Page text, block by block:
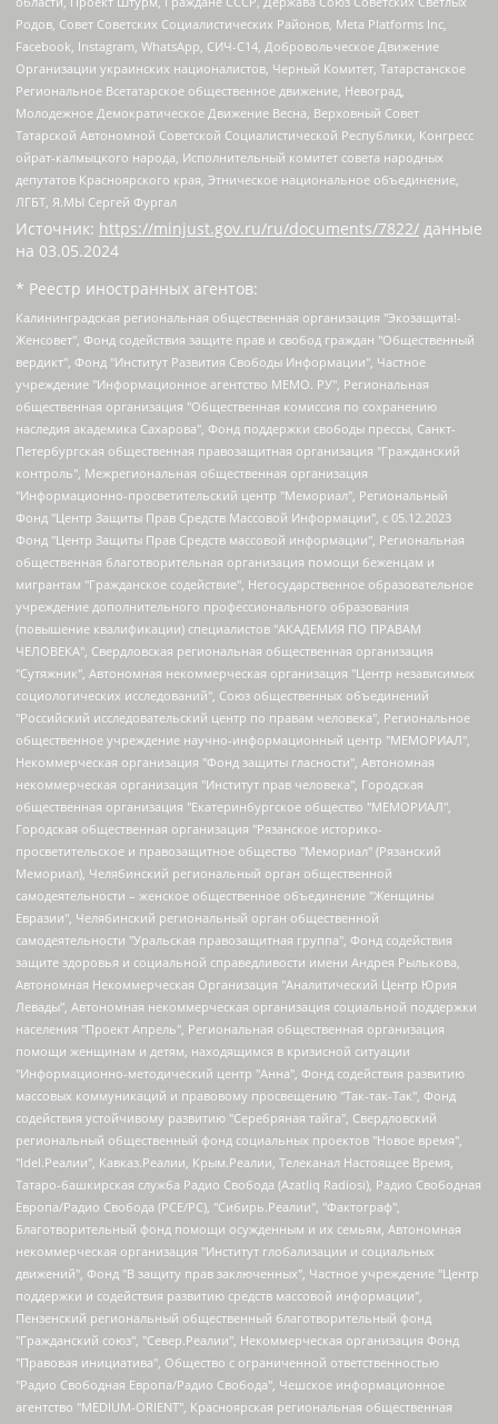
Родов, Совет Советских Социалистических Районов, Meta Platforms Inc,
Facebook, Instagram, WhatsApp, СИЧ-С14, Добровольческое Движение
Организации украинских националистов, Черный Комитет, Татарстанское
Региональное Всетатарское общественное движение, Невоград,
Молодежное Демократическое Движение Весна, Верховный Совет
Татарской Автономной Советской Социалистической Республики, Конгресс
ойрат-калмыцкого народа, Исполнительный комитет совета народных
депутатов Красноярского края, Этническое национальное объединение,
ЛГБТ, Я.МЫ Сергей Фургал
Источник: https://minjust.gov.ru/ru/documents/7822/ данные
на 03.05.2024
* Реестр иностранных агентов:
Калининградская региональная общественная организация "Экозащита!-Женсовет", Фонд содействия защите прав и свобод граждан "Общественный вердикт", Фонд "Институт Развития Свободы Информации", Частное учреждение "Информационное агентство МЕМО. РУ", Региональная общественная организация "Общественная комиссия по сохранению наследия академика Сахарова", Фонд поддержки свободы прессы, Санкт-Петербургская общественная правозащитная организация "Гражданский контроль", Межрегиональная общественная организация "Информационно-просветительский центр "Мемориал", Региональный Фонд "Центр Защиты Прав Средств Массовой Информации", с 05.12.2023 Фонд "Центр Защиты Прав Средств массовой информации", Региональная общественная благотворительная организация помощи беженцам и мигрантам "Гражданское содействие", Негосударственное образовательное учреждение дополнительного профессионального образования (повышение квалификации) специалистов "АКАДЕМИЯ ПО ПРАВАМ ЧЕЛОВЕКА", Свердловская региональная общественная организация "Сутяжник", Автономная некоммерческая организация "Центр независимых социологических исследований", Союз общественных объединений "Российский исследовательский центр по правам человека", Региональное общественное учреждение научно-информационный центр "МЕМОРИАЛ", Некоммерческая организация "Фонд защиты гласности", Автономная некоммерческая организация "Институт прав человека", Городская общественная организация "Екатеринбургское общество "МЕМОРИАЛ", Городская общественная организация "Рязанское историко-просветительское и правозащитное общество "Мемориал" (Рязанский Мемориал), Челябинский региональный орган общественной самодеятельности – женское общественное объединение "Женщины Евразии", Челябинский региональный орган общественной самодеятельности "Уральская правозащитная группа", Фонд содействия защите здоровья и социальной справедливости имени Андрея Рылькова, Автономная Некоммерческая Организация "Аналитический Центр Юрия Левады", Автономная некоммерческая организация социальной поддержки населения "Проект Апрель", Региональная общественная организация помощи женщинам и детям, находящимся в кризисной ситуации "Информационно-методический центр "Анна", Фонд содействия развитию массовых коммуникаций и правовому просвещению "Так-так-Так", Фонд содействия устойчивому развитию "Серебряная тайга", Свердловский региональный общественный фонд социальных проектов "Новое время", "Idel.Реалии", Кавказ.Реалии, Крым.Реалии, Телеканал Настоящее Время, Татаро-башкирская служба Радио Свобода (Azatliq Radiosi), Радио Свободная Европа/Радио Свобода (PCE/PC), "Сибирь.Реалии", "Фактограф", Благотворительный фонд помощи осужденным и их семьям, Автономная некоммерческая организация "Институт глобализации и социальных движений", Фонд "В защиту прав заключенных", Частное учреждение "Центр поддержки и содействия развитию средств массовой информации", Пензенский региональный общественный благотворительный фонд "Гражданский союз", "Север.Реалии", Некоммерческая организация Фонд "Правовая инициатива", Общество с ограниченной ответственностью "Радио Свободная Европа/Радио Свобода", Чешское информационное агентство "MEDIUM-ORIENT", Красноярская региональная общественная организация "Мы против СПИДа", Камалягин Денис Николаевич, Маркелов Сергей Евгеньевич, Пономарев Лев Александрович, Савицкая Людмила Алексеевна, Автономная некоммерческая организация "Центр по работе с проблемой насилия "НАСИЛИЮ.НЕТ", Межрегиональный профессиональный союз работников здравоохранения "Альянс врачей", Юридическое лицо, зарегистрированное в Латвийской Республике, SIA "Medusa Project" (регистрационный номер 40103797863, дата регистрации 10.06.2014), Некоммерческая организация "Фонд по борьбе с коррупцией", Автономная некоммерческая организация "Институт права и публичной политики", Баданин Роман Сергеевич, Гликин Максим Александрович, Железнова Мария Михайловна, Лукьянова Юлия Сергеевна, Маетная Елизавета Витальевна, Маняхин Петр Борисович, Чуракова Ольга Владимировна, Ярош Юлия Петровна, Юридическое лицо "The Insider SIA", зарегистрированное в Риге, Латвийская Республика (дата регистрации 26.06.2015), являющееся администратором доменного имени интернет-издания "The Insider SIA", https://theins.ru, Постернак Алексей Евгеньевич, Рубин Михаил Аркадьевич, Анин Роман Александрович, Юридическое лицо Istories fonds, зарегистрированное в Латвийской Республике (регистрационный номер 50008295751, дата регистрации 24.02.2020), Великовский Дмитрий Александрович, Долинина Ирина Николаевна, Мароховская Алеся Алексеевна, Шлейнов Роман Юрьевич, Шмагун Олеся Валентиновна, Общество с ограниченной ответственностью "Альтаир 2021", Общество с ограниченной ответственностью "Вега 2021", Общество с ограниченной ответственностью "Главный редактор 2021", Общество с ограниченной ответственностью "Ромашки монолит", Важенков Артем Валерьевич, Ивановская областная общественная организация "Центр гендерных исследований", Гурман Юрий Альбертович, Медиапроект "ОВД-Инфо", Егоров Владимир Владимирович, Жилинский Владимир Александрович, Общество с ограниченной ответственностью "ЗП", Иванова София Юрьевна, Карезина Инна Павловна, Кильтау Екатерина Викторовна, Петров Алексей Викторович, Пискунов Сергей Евгеньевич, Смирнов Сергей Сергеевич, Тихонов Михаил Сергеевич, Общество с ограниченной ответственностью "ЖУРНАЛИСТ-ИНОСТРАННЫЙ АГЕНТ", Арапова Галина Юрьевна, Вольтская Татьяна Анатольевна, Американская компания "Mason G.E.S. Anonymous Foundation" (США), являющаяся владельцем интернет-издания https://mnews.world/, Компания "Stichting Bellingcat", зарегистрированная в Нидерландах (дата регистрации 11.07.2018), Захаров Андрей Вячеславович, Клепиковская Екатерина Дмитриевна, Общество с ограниченной ответственностью "МЕМО", Перл Роман Александрович, Симонов Евгений Алексеевич, Соловьева Елена Анатольевна, Сотников Даниил Владимирович, Сурначева Елизавета Дмитриевна, Автономная некоммерческая организация по защите прав человека и информированию населения "Якутия – Наше Мнение", Общество с ограниченной ответственностью "Москоу диджитал медиа", с 26.01.2023 Общество с ограниченной ответственностью "Чайка Белые сады", Ветошкина Валерия Валерьевна, Заговора Максим Александрович, Межрегиональное общественное движение "Российская ЛГБТ - сеть", Оленичев Максим Владимирович, Павлов Иван Юрьевич, Скворцова Елена Сергеевна, Общество с ограниченной ответственностью "Как бы инагент", Кочетков Игорь Викторович, Общество с ограниченной ответственностью "Честные выборы", Еланчик Олег Александрович, Общество с ограниченной ответственностью "Нобелевский призыв", Гималова Регина Эмилевна, Григорьев Андрей Валерьевич, Григорьева Алина Александровна, Ассоциация по содействию защите прав призывников, альтернативнослужащих и военнослужащих "Правозащитная группа "Гражданин.Армия.Право", Хисамова Регина Фаритовна, Автономная некоммерческая организация по реализации социально-правовых программ "Лилит", Дальневосточное общественное движение "Маяк", Санкт-Петербургская ЛГБТ-инициативная группа "Выход", Инициативная группа ЛГБТ+ "Реверс", Алексеев Андрей Викторович, Бекбулатова Таисия Львовна, Беляев Иван Михайлович, Владыкина Елена Сергеевна, Гельман Марат Александрович, Никульшина Вероника Юрьевна, Толоконникова Надежда Андреевна, Шендерович Виктор Анатольевич, Общество с ограниченной ответственностью "Данное сообщение", Общество с ограниченной ответственностью Издательский дом "Новая глава", Айнбиндер Александра Александровна, Московский комьюнити-центр для ЛГБТ+инициатив, Благотворительный фонд развития филантропии, Deutsche Welle (Германия, Kurt-Schumacher-Strasse 3, 53113 Bonn), Борзунова Мария Михайловна, Воробьев Виктор Викторович, Голубева Анна Львовна, Константинова Алла Михайловна, Малкова Ирина Владимировна, Мурадов Мурад Абдулгалимович, Осетинская Елизавета Николаевна, Понасенков Евгений Николаевич, Ганапольский Матвей Юрьевич, Киселев Евгений Алексеевич, Борухович Ирина Григорьевна, Дремин Иван Тимофеевич, Дубровский Дмитрий Викторович, Красноярская региональная общественная организация поддержки и развития альтернативных образовательных технологий и межкультурных коммуникаций "ИНТЕРРА", Маяковская Екатерина Алексеевна, Фейгин Марк Захарович, Филимонов Андрей Викторович, Дзугкоева Регина Николаевна, Доброхотов Роман Александрович, Дудь Юрий Александрович, Елкин Сергей Владимирович, Кругликов Кирилл Игоревич, Сабунаева Мария Леонидовна, Семенов Алексей Владимирович, Шаинян Карен Багратович, Шульман Екатерина Михайловна, Асафьев Артур Валерьевич, Вахштайн Виктор Семенович, Венедиктов Алексей Алексеевич, Лушникова Екатерина Евгеньевна, Волков Леонид Михайлович, Невзоров Александр Глебович, Пархоменко Сергей Борисович, Сироткин Ярослав Николаевич, Кара-Мурза Владимир Владимирович, Баранова Наталья Владимировна, Гозман Леонид Яковлевич, Кагарлицкий Борис Юльевич, Климарев Михаил Валерьевич, Милов Владимир Станиславович, Автономная некоммерческая организация Краснодарский центр современного искусства "Типография", Моргенштерн Алишер Тагирович, Соболь Любовь Эдуардовна, Общество с ограниченной ответственностью "ЛИЗА НОРМ", Каспаров Гарри Кимович, Ходорковский Михаил Борисович, Общество с ограниченной ответственностью "Апрельские тезисы", Данилович Ирина Брониславовна, Кашин Олег Владимирович, Петров Николай Владимирович, Пивоваров Алексей Владимирович, Соколов Михаил Владимирович, Цветкова Юлия Владимировна, Чичваркин Евгений Александрович, Комитет против пыток/Команда против пыток, Общество с ограниченной ответственностью "Первый научный", Общество с ограниченной ответственностью "Вертолет и ко", Белоцерковская Вероника Борисовна, Кац Максим Евгеньевич, Лазарева Татьяна Юрьевна, Шаведдинов Руслан Табризович, Яшин Илья Валерьевич, Общество с ограниченной ответственностью "Иноагент ААВ", Алешковский Дмитрий Петрович, Альбац Евгения Марковна, Быков Дмитрий Львович, Галямина Юлия Евгеньевна, Лойко Сергей Леонидович, Мартынов Кирилл Константинович, Медведев Сергей Александрович, Крашенинников Федор Геннадиевич, Гордеева Катерина Вл